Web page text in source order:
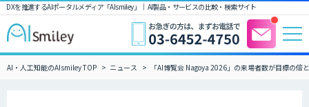
DXを推進するAIポータルメディア「AIsmiley」｜ AI製品・サービスの比較・検索サイト
AI・人工知能のAIsmiley TOP ニュース 「AI博覧会 Nagoya 2026」の来場者数が目標の